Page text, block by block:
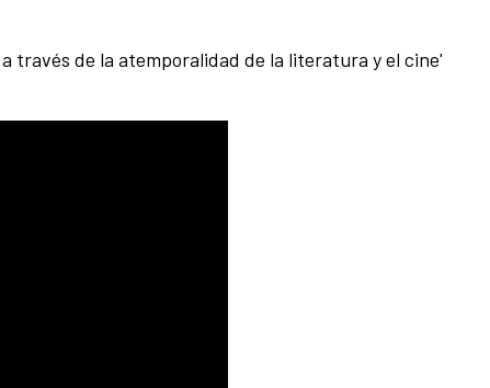
través de la atemporalidad de la literatura y el cine'